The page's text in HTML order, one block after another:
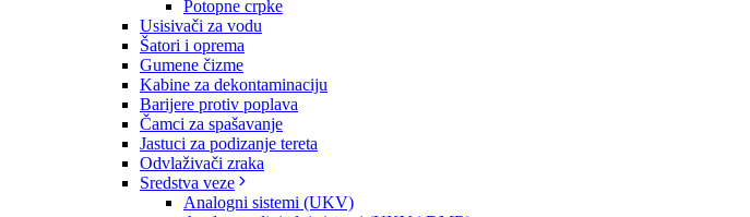
Potopne crpke
Usisivači za vodu
Šatori i oprema
Gumene čizme
Kabine za dekontaminaciju
Barijere protiv poplava
Čamci za spašavanje
Jastuci za podizanje tereta
Odvlaživači zraka
Sredstva veze
Analogni sistemi (UKV)